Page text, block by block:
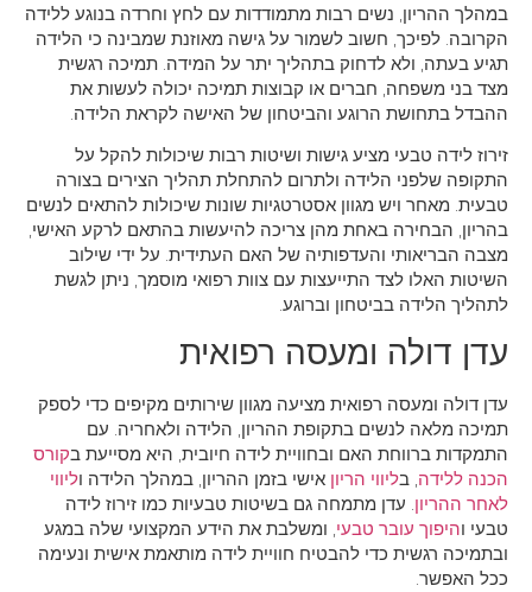
במהלך ההריון, נשים רבות מתמודדות עם לחץ וחרדה בנוגע ללידה
הקרובה. לפיכך, חשוב לשמור על גישה מאוזנת שמבינה כי הלידה
תגיע בעתה, ולא לדחוק בתהליך יתר על המידה. תמיכה רגשית
מצד בני משפחה, חברים או קבוצות תמיכה יכולה לעשות את
ההבדל בתחושת הרוגע והביטחון של האישה לקראת הלידה.
זירוז לידה טבעי מציע גישות ושיטות רבות שיכולות להקל על
התקופה שלפני הלידה ולתרום להתחלת תהליך הצירים בצורה
טבעית. מאחר ויש מגוון אסטרטגיות שונות שיכולות להתאים לנשים
בהריון, הבחירה באחת מהן צריכה להיעשות בהתאם לרקע האישי,
מצבה הבריאותי והעדפותיה של האם העתידית. על ידי שילוב
השיטות האלו לצד התייעצות עם צוות רפואי מוסמך, ניתן לגשת
לתהליך הלידה בביטחון וברוגע.
עדן דולה ומעסה רפואית
עדן דולה ומעסה רפואית מציעה מגוון שירותים מקיפים כדי לספק
תמיכה מלאה לנשים בתקופת ההריון, הלידה ולאחריה. עם
התמקדות ברווחת האם ובחוויית לידה חיובית, היא מסייעת בקורס
הכנה ללידה, בליווי הריון אישי בזמן ההריון, במהלך הלידה וליווי
לאחר ההריון. עדן מתמחה גם בשיטות טבעיות כמו זירוז לידה
טבעי והיפוך עובר טבעי, ומשלבת את הידע המקצועי שלה במגע
ובתמיכה רגשית כדי להבטיח חוויית לידה מותאמת אישית ונעימה
ככל האפשר.